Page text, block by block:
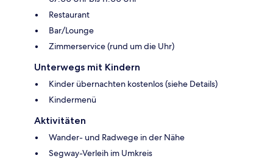
Restaurant
Bar/Lounge
Zimmerservice (rund um die Uhr)
Unterwegs mit Kindern
Kinder übernachten kostenlos (siehe Details)
Kindermenü
Aktivitäten
Wander- und Radwege in der Nähe
Segway-Verleih im Umkreis